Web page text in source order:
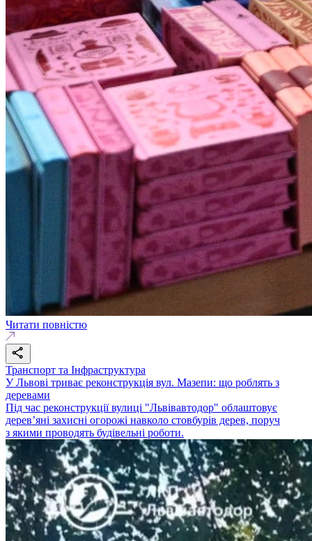
Читати повністю
Транспорт та Інфраструктура
У Львові триває реконструкція вул. Мазепи: що роблять з
деревами
Під час реконструкції вулиці "Львівавтодор" облаштовує
дерев’яні захисні огорожі навколо стовбурів дерев, поруч
з якими проводять будівельні роботи.